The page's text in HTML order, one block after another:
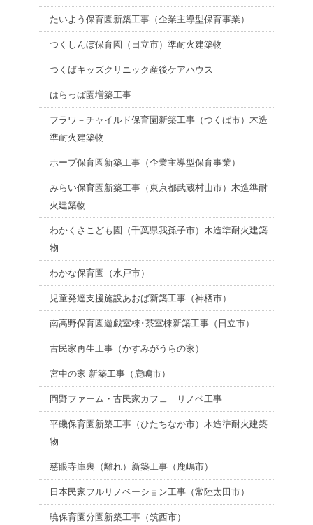
たいよう保育園新築工事（企業主導型保育事業）
つくしんぼ保育園（日立市）準耐火建築物
つくばキッズクリニック産後ケアハウス
はらっぱ園増築工事
フラワ－チャイルド保育園新築工事（つくば市）木造
準耐火建築物
ホープ保育園新築工事（企業主導型保育事業）
みらい保育園新築工事（東京都武蔵村山市）木造準耐
火建築物
わかくさこども園（千葉県我孫子市）木造準耐火建築
物
わかな保育園（水戸市）
児童発達支援施設あおば新築工事（神栖市）
南高野保育園遊戯室棟･茶室棟新築工事（日立市）
古民家再生工事（かすみがうらの家）
宮中の家 新築工事（鹿嶋市）
岡野ファーム・古民家カフェ リノベ工事
平磯保育園新築工事（ひたちなか市）木造準耐火建築
物
慈眼寺庫裏（離れ）新築工事（鹿嶋市）
日本民家フルリノベーション工事（常陸太田市）
暁保育園分園新築工事（筑西市）